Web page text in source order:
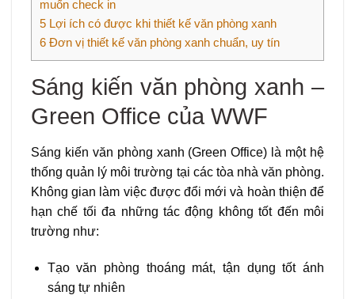
muốn check in
5 Lợi ích có được khi thiết kế văn phòng xanh
6 Đơn vị thiết kế văn phòng xanh chuẩn, uy tín
Sáng kiến văn phòng xanh –
Green Office của WWF
Sáng kiến văn phòng xanh (Green Office) là một hệ
thống quản lý môi trường tại các tòa nhà văn phòng.
Không gian làm việc được đổi mới và hoàn thiện để
hạn chế tối đa những tác động không tốt đến môi
trường như:
Tạo văn phòng thoáng mát, tận dụng tốt ánh
sáng tự nhiên